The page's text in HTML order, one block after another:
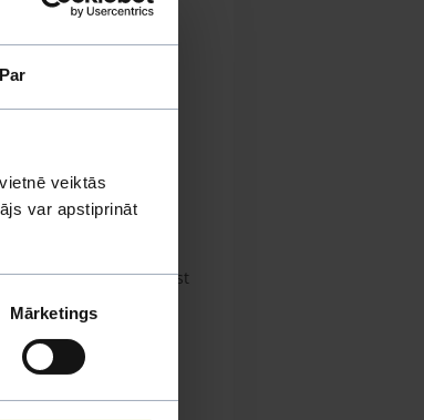
Par
veiktās
var apstiprināt
Mārketings
sunīšu svars nedrīkst
nosaka baltu kažoka
uz pusēm,